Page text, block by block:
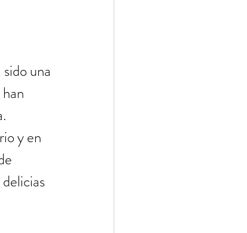
una
y en